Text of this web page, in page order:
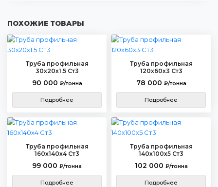
ПОХОЖИЕ ТОВАРЫ
Труба профильная
30х20х1.5 Ст3
90 000 ₽/тонна
Подробнее
Труба профильная
120х60х3 Ст3
78 000 ₽/тонна
Подробнее
Труба профильная
160х140х4 Ст3
99 000 ₽/тонна
Подробнее
Труба профильная
140х100х5 Ст3
102 000 ₽/тонна
Подробнее